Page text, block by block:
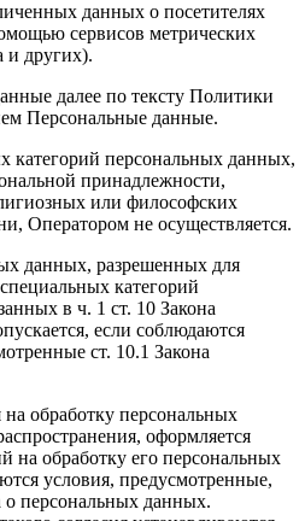
данных о посетителях
сервисов метрических
и других).
далее по тексту Политики
Персональные данные.
категорий персональных данных,
принадлежности,
или философских
Оператором не осуществляется.
данных, разрешенных для
категорий
в ч. 1 ст. 10 Закона
если соблюдаются
ст. 10.1 Закона
на обработку персональных
оформляется
на обработку его персональных
условия, предусмотренные,
о персональных данных.